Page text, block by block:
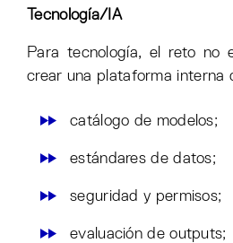
Tecnología/IA
Para tecnología, el reto no
crear una plataforma interna
catálogo de modelos;
estándares de datos;
seguridad y permisos;
evaluación de outputs;